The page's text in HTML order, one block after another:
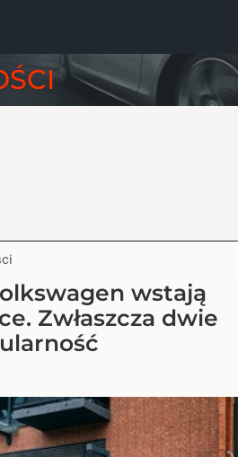
wstają
Zwłaszcza dwie